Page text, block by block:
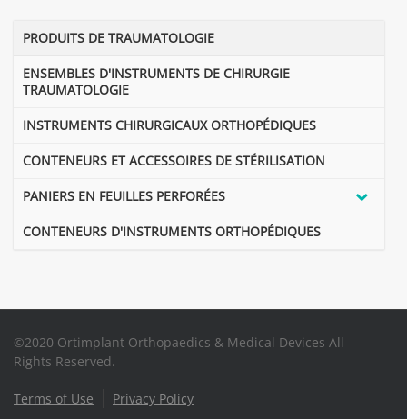
PRODUITS DE TRAUMATOLOGIE
ENSEMBLES D'INSTRUMENTS DE CHIRURGIE
TRAUMATOLOGIE
INSTRUMENTS CHIRURGICAUX ORTHOPÉDIQUES
CONTENEURS ET ACCESSOIRES DE STÉRILISATION
PANIERS EN FEUILLES PERFORÉES
CONTENEURS D'INSTRUMENTS ORTHOPÉDIQUES
©2020 Ortimplant Orthopaedics & Medical Devices All
Rights Reserved.
Terms of Use Privacy Policy